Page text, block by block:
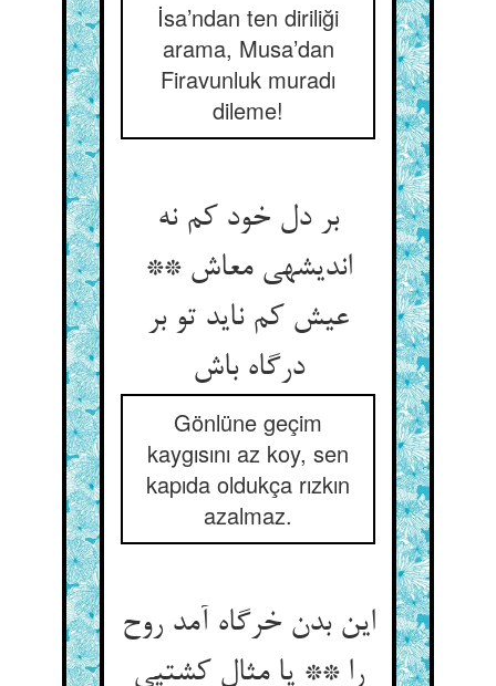
İsa’ndan ten diriliği
arama, Musa’dan
Firavunluk muradı
dileme!
بر دل خود کم نه
اندیشه‏ی معاش **
عیش کم ناید تو بر
درگاه باش‏
Gönlüne geçim
kaygısını az koy, sen
kapıda oldukça rızkın
azalmaz.
این بدن خرگاه آمد روح
را ** یا مثال کشتیی